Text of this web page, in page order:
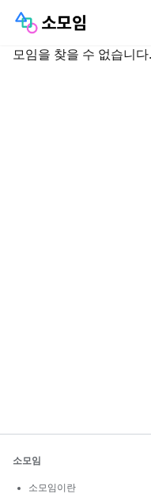
모임을 찾을 수 없습니다.
소모임
소모임이란